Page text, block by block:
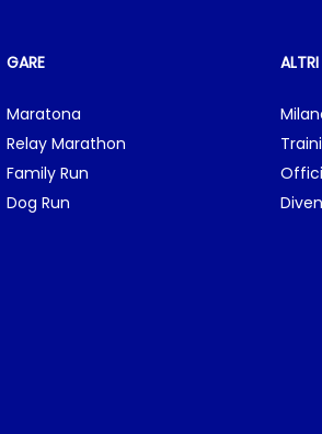
GARE
Maratona
Relay Marathon
Family Run
Dog Run